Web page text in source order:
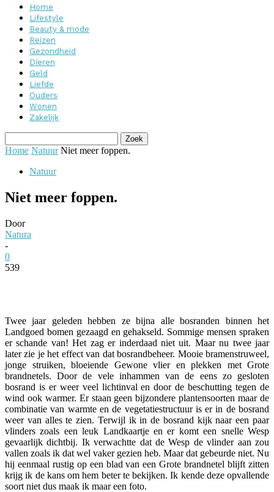
Home
Lifestyle
Beauty & mode
Reizen
Gezondheid
Dieren
Geld
Liefde
Ouders
Wonen
Zakelijk
Home Natuur Niet meer foppen.
Natuur
Niet meer foppen.
Door
Natura
-
0
539
Twee jaar geleden hebben ze bijna alle bosranden binnen het
Landgoed bomen gezaagd en gehakseld. Sommige mensen spraken
er schande van! Het zag er inderdaad niet uit. Maar nu twee jaar
later zie je het effect van dat bosrandbeheer. Mooie bramenstruweel,
jonge struiken, bloeiende Gewone vlier en plekken met Grote
brandnetels. Door de vele inhammen van de eens zo gesloten
bosrand is er weer veel lichtinval en door de beschutting tegen de
wind ook warmer. Er staan geen bijzondere plantensoorten maar de
combinatie van warmte en de vegetatiestructuur is er in de bosrand
weer van alles te zien. Terwijl ik in de bosrand kijk naar een paar
vlinders zoals een leuk Landkaartje en er komt een snelle Wesp
gevaarlijk dichtbij. Ik verwachtte dat de Wesp de vlinder aan zou
vallen zoals ik dat wel vaker gezien heb. Maar dat gebeurde niet. Nu
hij eenmaal rustig op een blad van een Grote brandnetel blijft zitten
krijg ik de kans om hem beter te bekijken. Ik kende deze opvallende
soort niet dus maak ik maar een foto.